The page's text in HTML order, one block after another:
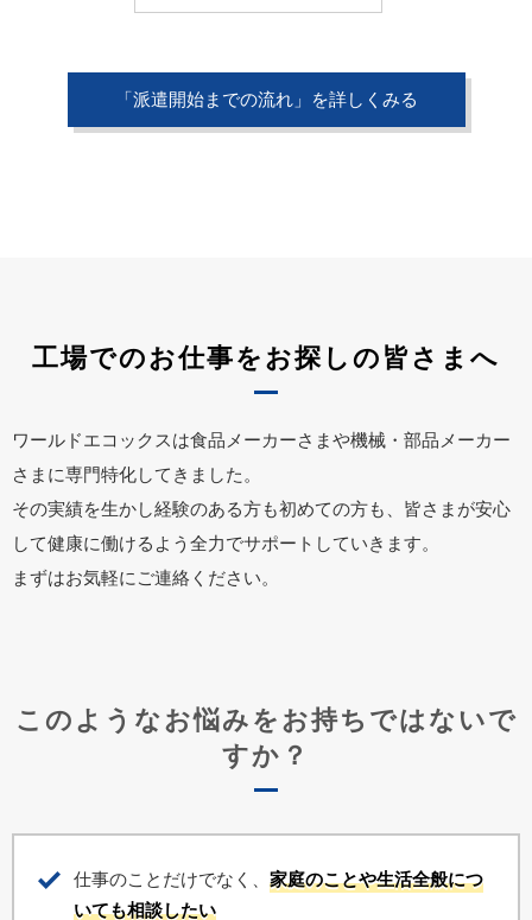
「派遣開始までの流れ」を詳しくみる
工場でのお仕事をお探しの皆さまへ
ワールドエコックスは食品メーカーさまや機械・部品メーカー
さまに専門特化してきました。
その実績を生かし経験のある方も初めての方も、皆さまが安心
して健康に働けるよう全力でサポートしていきます。
まずはお気軽にご連絡ください。
このようなお悩みをお持ちではないで
すか？
仕事のことだけでなく、 家庭のことや生活全般につ
いても相談したい